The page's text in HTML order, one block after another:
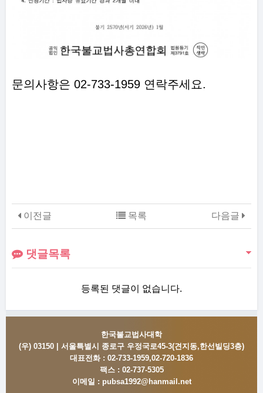
문의사항은 02-733-1959 연락주세요.
이전글 다음글
목록
댓글목록
등록된 댓글이 없습니다.
한국불교법사대학
(우) 03150 | 서울특별시 종로구 우정국로45-3(견지동,한선빌딩3층)
대표전화 : 02-733-1959,02-720-1836
팩스 : 02-737-5305
이메일 : pubsa1992@hanmail.net